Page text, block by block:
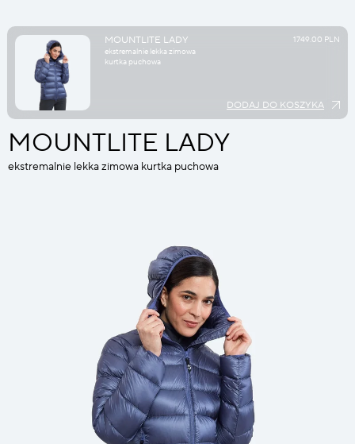
MOUNTLITE LADY
ekstremalnie lekka zimowa
kurtka puchowa
1749.00 PLN
DODAJ DO KOSZYKA
MOUNTLITE LADY
ekstremalnie lekka zimowa kurtka puchowa